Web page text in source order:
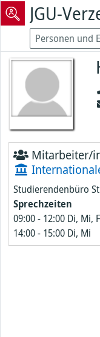
JGU-
Mitarbeiter/
Studierendenbüro
Sprechzeiten
09:00- 12:00 Di, Mi,
14:00- 15:00 Di, Mi